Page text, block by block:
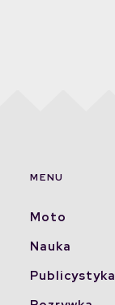
MENU
Moto
Nauka
Publicystyka